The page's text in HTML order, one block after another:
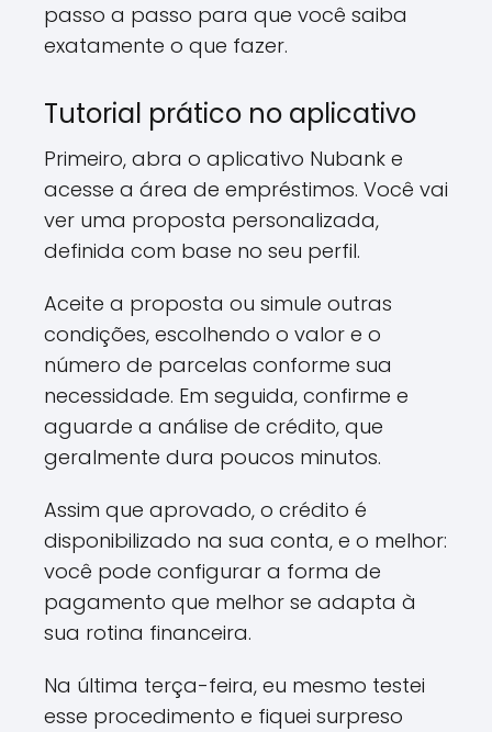
passo a passo para que você saiba
exatamente o que fazer.
Tutorial prático no aplicativo
Primeiro, abra o aplicativo Nubank e
acesse a área de empréstimos. Você vai
ver uma proposta personalizada,
definida com base no seu perfil.
Aceite a proposta ou simule outras
condições, escolhendo o valor e o
número de parcelas conforme sua
necessidade. Em seguida, confirme e
aguarde a análise de crédito, que
geralmente dura poucos minutos.
Assim que aprovado, o crédito é
disponibilizado na sua conta, e o melhor:
você pode configurar a forma de
pagamento que melhor se adapta à
sua rotina financeira.
Na última terça-feira, eu mesmo testei
esse procedimento e fiquei surpreso